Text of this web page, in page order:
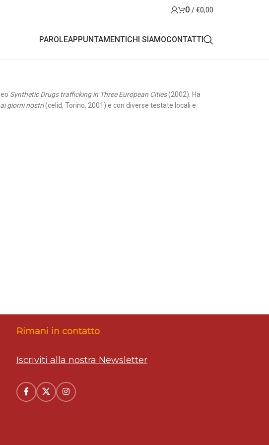
0 /€0,00
PAROLEAPPUNTAMENTICHI SIAMOCONTATTI
Synthetic Drugs trafficking in Three European Cities(2002). Ha
giorni nostri(celid, Torino, 2001) e con diverse testate locali e
Rimani in contatto
Iscriviti alla nostra Newsletter